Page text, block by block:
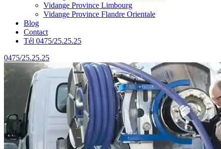
Vidange Province Limbourg
Vidange Province Flandre Orientale
Blog
Contact
Tél 0475/25.25.25
0475/25.25.25